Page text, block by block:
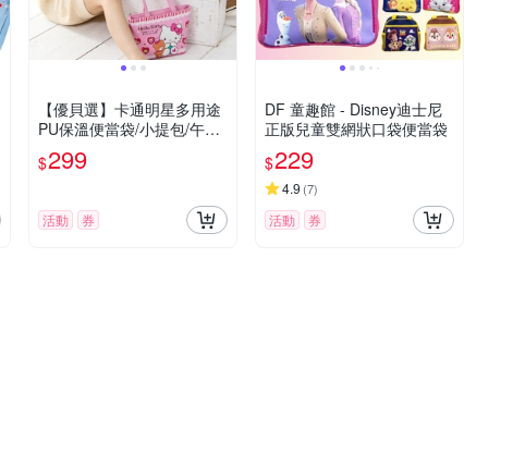
【優貝選】卡通明星多用途
PU保溫便當袋/小提包/午餐
包
$299
活動 券
DF 童趣館 - Disney迪士尼
正版兒童雙網狀口袋便當袋
$229
4.9 (7)
活動 券